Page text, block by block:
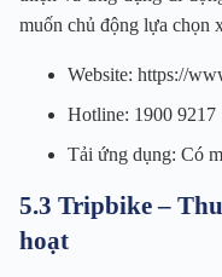
muốn chủ động lựa chọn
Website: https://
Hotline: 1900 9217
Tải ứng dụng: Có
5.3 Tripbike –
hoạt